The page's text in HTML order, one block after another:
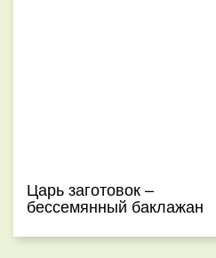
Царь заготовок –
бессемянный баклажан